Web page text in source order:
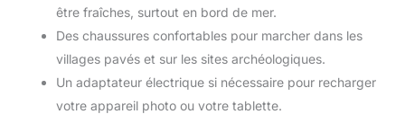
être fraîches, surtout en bord de mer.
Des chaussures confortables pour marcher dans les
villages pavés et sur les sites archéologiques.
Un adaptateur électrique si nécessaire pour recharger
votre appareil photo ou votre tablette.